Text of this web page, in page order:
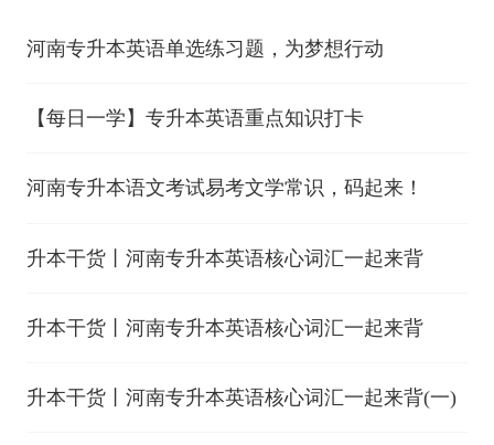
河南专升本英语单选练习题，为梦想行动
【每日一学】专升本英语重点知识打卡
河南专升本语文考试易考文学常识，码起来！
升本干货丨河南专升本英语核心词汇一起来背
升本干货丨河南专升本英语核心词汇一起来背
升本干货丨河南专升本英语核心词汇一起来背(一)